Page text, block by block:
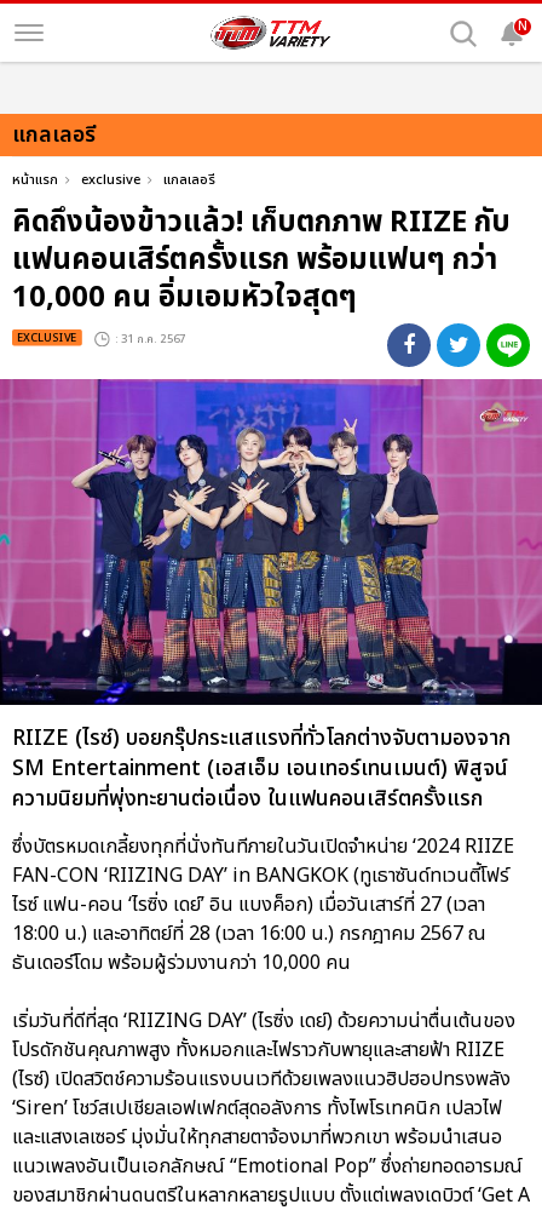
N
แกลเลอรี
หน้าแรก exclusive แกลเลอรี
คิดถึงน้องข้าวแล้ว! เก็บตกภาพ RIIZE กับ
แฟนคอนเสิร์ตครั้งแรก พร้อมแฟนๆ กว่า
10,000 คน อิ่มเอมหัวใจสุดๆ
EXCLUSIVE : 31 ก.ค. 2567
RIIZE (ไรซ์) บอยกรุ๊ปกระแสแรงที่ทั่วโลกต่างจับตามองจาก
SM Entertainment (เอสเอ็ม เอนเทอร์เทนเมนต์) พิสูจน์
ความนิยมที่พุ่งทะยานต่อเนื่อง ในแฟนคอนเสิร์ตครั้งแรก
ซึ่งบัตรหมดเกลี้ยงทุกที่นั่งทันทีภายในวันเปิดจำหน่าย ‘2024 RIIZE
FAN-CON ‘RIIZING DAY’ in BANGKOK (ทูเธาซันด์ทเวนตี้โฟร์
ไรซ์ แฟน-คอน ‘ไรซิ่ง เดย์’ อิน แบงค็อก) เมื่อวันเสาร์ที่ 27 (เวลา
18:00 น.) และอาทิตย์ที่ 28 (เวลา 16:00 น.) กรกฎาคม 2567 ณ
ธันเดอร์โดม พร้อมผู้ร่วมงานกว่า 10,000 คน
เริ่มวันที่ดีที่สุด ‘RIIZING DAY’ (ไรซิ่ง เดย์) ด้วยความน่าตื่นเต้นของ
โปรดักชันคุณภาพสูง ทั้งหมอกและไฟราวกับพายุและสายฟ้า RIIZE
(ไรซ์) เปิดสวิตช์ความร้อนแรงบนเวทีด้วยเพลงแนวฮิปฮอปทรงพลัง
‘Siren’ โชว์สเปเชียลเอฟเฟกต์สุดอลังการ ทั้งไพโรเทคนิก เปลวไฟ
และแสงเลเซอร์ มุ่งมั่นให้ทุกสายตาจ้องมาที่พวกเขา พร้อมนำเสนอ
แนวเพลงอันเป็นเอกลักษณ์ “Emotional Pop” ซึ่งถ่ายทอดอารมณ์
ของสมาชิกผ่านดนตรีในหลากหลายรูปแบบ ตั้งแต่เพลงเดบิวต์ ‘Get A